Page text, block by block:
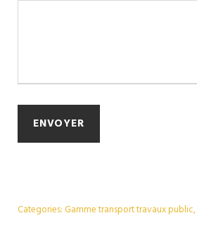
Categories: Gamme transport travaux public,